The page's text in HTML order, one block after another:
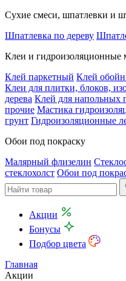
Сухие смеси, шпатлевки и
Шпатлевка по дереву
Клеи и гидроизоляционные
Клей паркетный Клей
Клеи для плитки, блоков,
дерева Клей для напольных
прочие Мастика
грунт Гидроизоляционные
Обои под покраску
Малярный флизелин
стеклохолст Обои под
Акции
Бонусы
Подбор цвета
Главная
Акции